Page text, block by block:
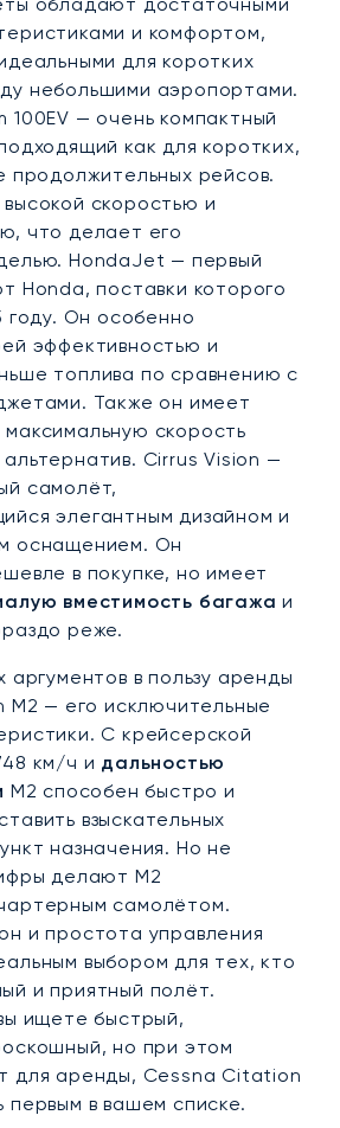
и комфортом,
для коротких
небольшими аэропортами.
100EV — очень компактный
как для коротких,
продолжительных рейсов.
скоростью и
что делает его
HondaJet — первый
Honda, поставки которого
году. Он особенно
эффективностью и
топлива по сравнению с
Также он имеет
скорость
Cirrus Vision —
самолёт,
элегантным дизайном и
оснащением. Он
в покупке, но имеет
вместимость багажа и
реже.
аргументов в пользу аренды
— его исключительные
С крейсерской
км/ч и дальностью
M2 способен быстро и
взыскательных
назначения. Но не
делают M2
самолётом.
и простота управления
выбором для тех, кто
и приятный полёт.
ищете быстрый,
но при этом
для аренды, Cessna Citation
первым в вашем списке.